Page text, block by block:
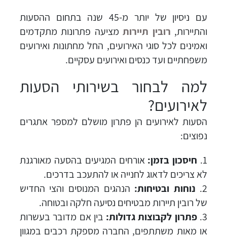
עם ניסיון של יותר מ-45 שנה בתחום ההסעות
והתיירות, רובין תיירותמציעה פתרונות מתקדמים
ואמינים לכל סוגי האירועים, החל מחתונות ואירועים
משפחתיים ועד כנסים ואירועים עסקיים.
למה לבחור בשירותי הסעות
לאירועים?
הסעות לאירועים הן פתרון מושלם למספר אתגרים
נפוצים:
חיסכון בזמן: אורחים המגיעים בהסעה מאורגנת
לא צריכים לדאוג לחנייה או להתעכב בדרכים.
נוחות ובטיחות: הנהגים המנוסים והצי החדיש
של רובין תיירות מבטיחים נסיעה חלקה ובטוחה.
פתרון לקבוצות גדולות: בין אם מדובר בעשרות
או מאות משתתפים, החברה מספקת רכבים במגוון